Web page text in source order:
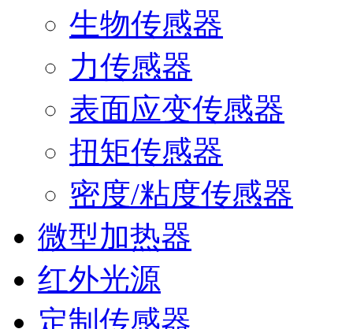
生物传感器
力传感器
表面应变传感器
扭矩传感器
密度/粘度传感器
微型加热器
红外光源
定制传感器